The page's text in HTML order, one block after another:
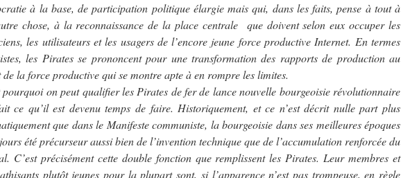
à la base, de participation politique élargie mais qui, dans les faits, pense à tout à
chose, à la reconnaissance de la place centrale que doivent selon eux occuper les
les utilisateurs et les usagers de l’encore jeune force productive Internet. En termes
les Pirates se prononcent pour une transformation des rapports de production au
la force productive qui se montre apte à en rompre les limites.
pourquoi on peut qualifier les Pirates de fer de lance nouvelle bourgeoisie révolutionnaire
ce qu’il est devenu temps de faire. Historiquement, et ce n’est décrit nulle part plus
que dans le Manifeste communiste, la bourgeoisie dans ses meilleures époques
été précurseur aussi bien de l’invention technique que de l’accumulation renforcée du
C’est précisément cette double fonction que remplissent les Pirates. Leur membres et
plutôt jeunes pour la plupart sont, si l’apparence n’est pas trompeuse, en règle